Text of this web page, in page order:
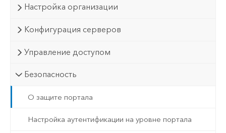
Настройка организации
Конфигурация серверов
Управление доступом
Безопасность
О защите портала
Настройка аутентификации на уровне портала